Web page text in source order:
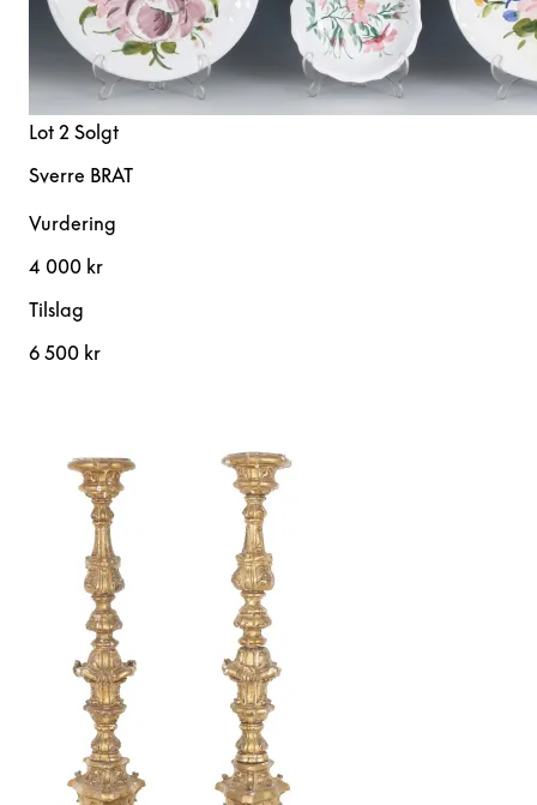
Lot 2 Solgt
Sverre BRAT
Vurdering
4 000 kr
Tilslag
6 500 kr